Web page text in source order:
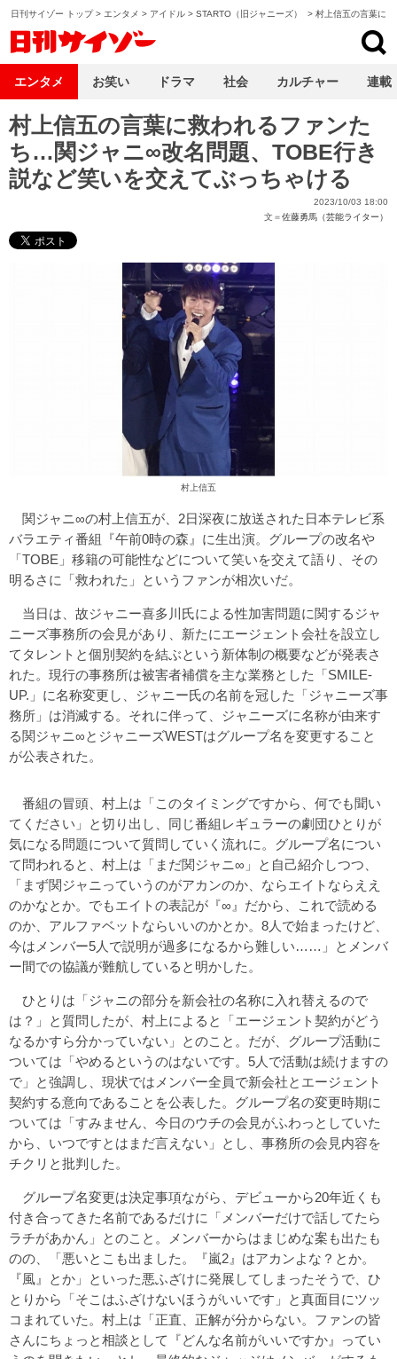
日刊サイゾー トップ> エンタメ > アイドル > STARTO（旧ジャニーズ） > 村上信五の言葉に
村上信五の言葉に救われるファンた
ち…関ジャニ∞改名問題、TOBE行き
説など笑いを交えてぶっちゃける
2023/10/03 18:00
文＝佐藤勇馬（芸能ライター）
村上信五
関ジャニ∞の村上信五が、2日深夜に放送された日本テレビ系
バラエティ番組『午前0時の森』に生出演。グループの改名や
「TOBE」移籍の可能性などについて笑いを交えて語り、その
明るさに「救われた」というファンが相次いだ。
当日は、故ジャニー喜多川氏による性加害問題に関するジャ
ニーズ事務所の会見があり、新たにエージェント会社を設立し
てタレントと個別契約を結ぶという新体制の概要などが発表さ
れた。現行の事務所は被害者補償を主な業務とした「SMILE-
UP.」に名称変更し、ジャニー氏の名前を冠した「ジャニーズ事
務所」は消滅する。それに伴って、ジャニーズに名称が由来す
る関ジャニ∞とジャニーズWESTはグループ名を変更すること
が公表された。
番組の冒頭、村上は「このタイミングですから、何でも聞い
てください」と切り出し、同じ番組レギュラーの劇団ひとりが
気になる問題について質問していく流れに。グループ名につい
て問われると、村上は「まだ関ジャニ∞」と自己紹介しつつ、
「まず関ジャニっていうのがアカンのか、ならエイトならええ
のかなとか。でもエイトの表記が『∞』だから、これで読める
のか、アルファベットならいいのかとか。8人で始まったけど、
今はメンバー5人で説明が過多になるから難しい……」とメンバ
ー間での協議が難航していると明かした。
ひとりは「ジャニの部分を新会社の名称に入れ替えるので
は？」と質問したが、村上によると「エージェント契約がどう
なるかすら分かっていない」とのこと。だが、グループ活動に
ついては「やめるというのはないです。5人で活動は続けますの
で」と強調し、現状ではメンバー全員で新会社とエージェント
契約する意向であることを公表した。グループ名の変更時期に
ついては「すみません、今日のウチの会見がふわっとしていた
から、いつですとはまだ言えない」とし、事務所の会見内容を
チクリと批判した。
グループ名変更は決定事項ながら、デビューから20年近くも
付き合ってきた名前であるだけに「メンバーだけで話してたら
ラチがあかん」とのこと。メンバーからはまじめな案も出たも
のの、「悪いとこも出ました。『嵐2』はアカンよな？とか。
『風』とか」といった悪ふざけに発展してしまったそうで、ひ
とりから「そこはふざけないほうがいいです」と真面目にツッ
コまれていた。村上は「正直、正解が分からない。ファンの皆
さんにちょっと相談として『どんな名前がいいですか』ってい
エンタメ お笑い ドラマ 社会 カルチャー 連載